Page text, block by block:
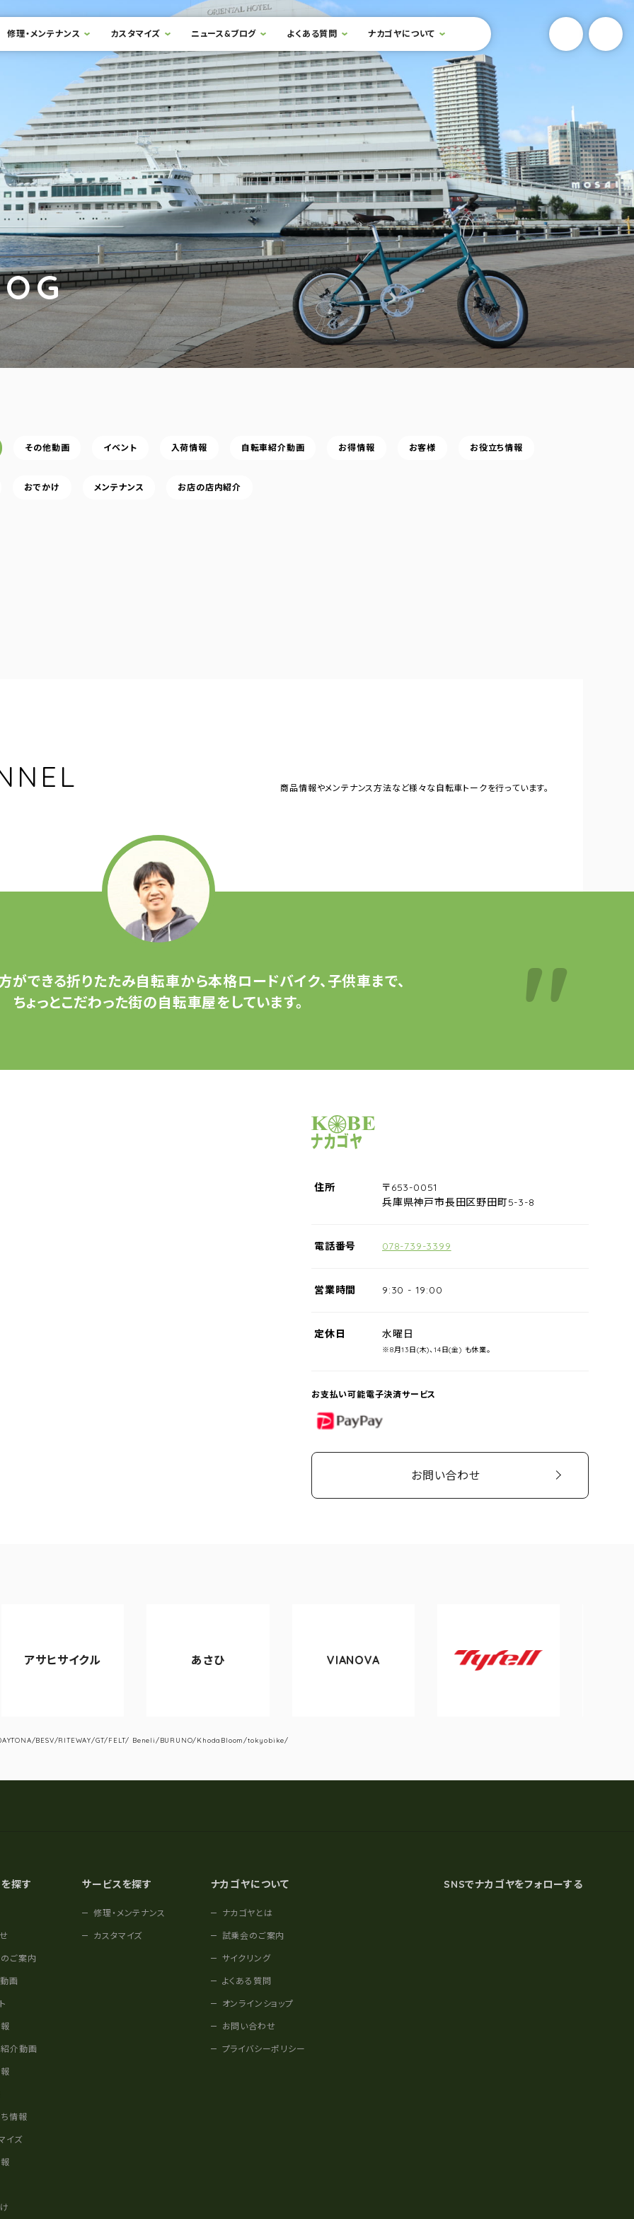
修理・メンテナンス カスタマイズ ニュース&ブログ よくある質問 ナカゴヤについて 検索フォームを開閉する YouTube
その他動画 イベント 入荷情報 自転車紹介動画 お得情報 お客様 お役立ち情報
おでかけ メンテナンス お店の店内紹介
商品情報やメンテナンス方法など様々な自転車トークを行っています。
ができる折りたたみ自転車から本格ロードバイク、子供車まで、
ちょっとこだわった街の自転車屋をしています。
サイクルショップナカゴヤ
住所
〒653-0051
兵庫県神戸市長田区野田町5-3-8
電話番号 078-739-3399
営業時間 9:30 - 19:00
定休日 水曜日
※8月13日(木)、14日(金) も休業。
お支払い可能電子決済サービス
PayPay
お問い合わせ
サイクル
Tyrell
BESV/RITEWAY/GT/FELT/ Beneli/BURUNO/KhodaBloom/tokyobike/
探す
ご案内
画
介動画
情報
イズ
サービスを探す
修理・メンテナンス
カスタマイズ
ナカゴヤについて
ナカゴヤとは
試乗会のご案内
サイクリング
よくある質問
オンラインショップ
お問い合わせ
プライバシーポリシー
SNSでナカゴヤをフォローする